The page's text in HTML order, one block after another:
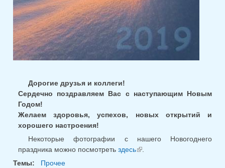
Дорогие друзья и коллеги!
Сердечно поздравляем Вас с наступающим Новым
Годом!
Желаем здоровья, успехов, новых открытий и
хорошего настроения!
Некоторые фотографии с нашего Новогоднего
праздника можно посмотреть здесь
Темы:
Прочее